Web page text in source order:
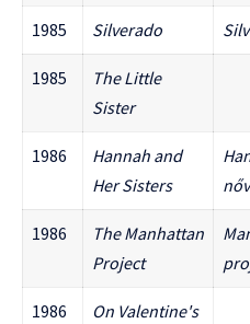
1985 Silverado
1985
The Little
Sister
1986
Hannah and
Her Sisters
1986
The Manhattan
Project
1986
On Valentine's